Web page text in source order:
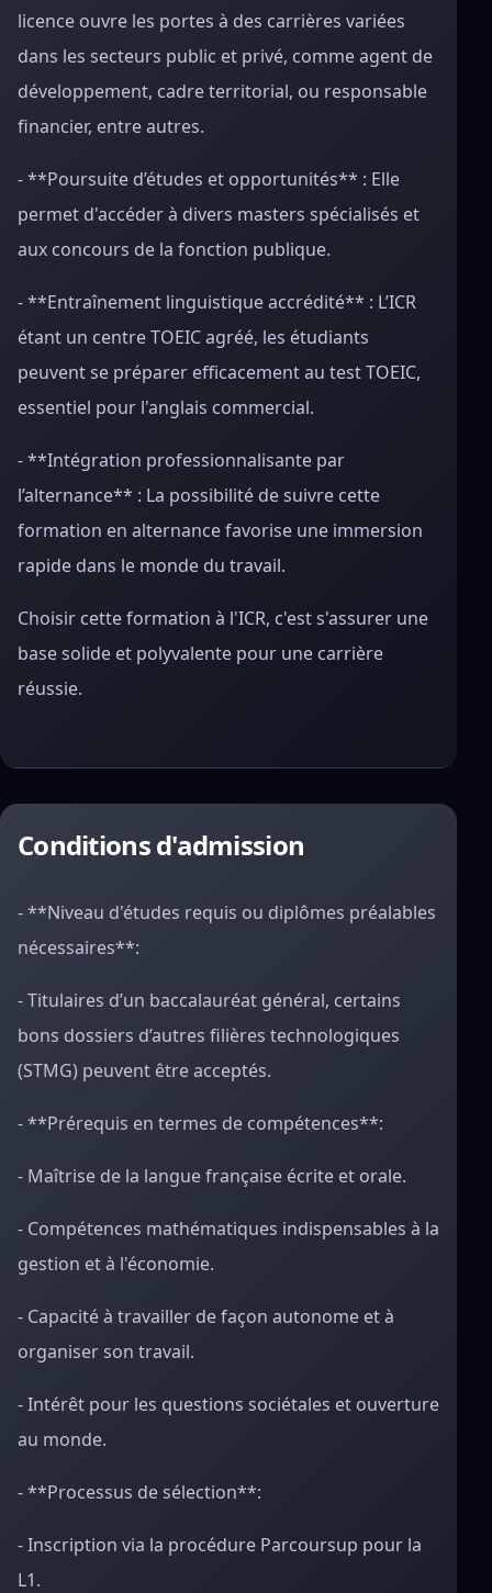
licence ouvre les portes à des carrières variées
dans les secteurs public et privé, comme agent de
développement, cadre territorial, ou responsable
financier, entre autres.
- **Poursuite d’études et opportunités** : Elle
permet d'accéder à divers masters spécialisés et
aux concours de la fonction publique.
- **Entraînement linguistique accrédité** : L’ICR
étant un centre TOEIC agréé, les étudiants
peuvent se préparer efficacement au test TOEIC,
essentiel pour l'anglais commercial.
- **Intégration professionnalisante par
l’alternance** : La possibilité de suivre cette
formation en alternance favorise une immersion
rapide dans le monde du travail.
Choisir cette formation à l'ICR, c'est s'assurer une
base solide et polyvalente pour une carrière
réussie.
Conditions d'admission
- **Niveau d'études requis ou diplômes préalables
nécessaires**:
- Titulaires d’un baccalauréat général, certains
bons dossiers d’autres filières technologiques
(STMG) peuvent être acceptés.
- **Prérequis en termes de compétences**:
- Maîtrise de la langue française écrite et orale.
- Compétences mathématiques indispensables à la
gestion et à l'économie.
- Capacité à travailler de façon autonome et à
organiser son travail.
- Intérêt pour les questions sociétales et ouverture
au monde.
- **Processus de sélection**:
- Inscription via la procédure Parcoursup pour la
L1.